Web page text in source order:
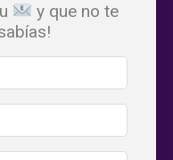
y que no te